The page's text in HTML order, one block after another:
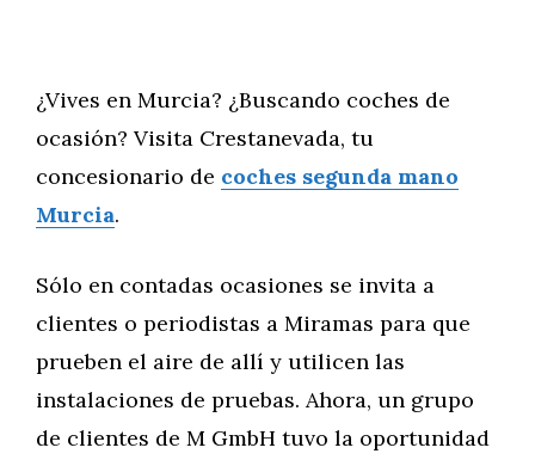
¿Vives en Murcia? ¿Buscando coches de
ocasión? Visita Crestanevada, tu
concesionario de coches segunda mano
Murcia.
Sólo en contadas ocasiones se invita a
clientes o periodistas a Miramas para que
prueben el aire de allí y utilicen las
instalaciones de pruebas. Ahora, un grupo
de clientes de M GmbH tuvo la oportunidad